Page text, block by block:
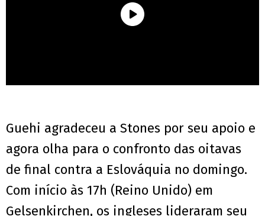
Guehi agradeceu a Stones por seu apoio e
agora olha para o confronto das oitavas
de final contra a Eslováquia no domingo.
Com início às 17h (Reino Unido) em
Gelsenkirchen, os ingleses lideraram seu